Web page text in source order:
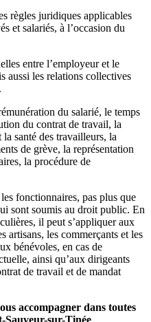
règles juridiques applicables
et salariés, à l’occasion du
entre l’employeur et le
aussi les relations collectives
du salarié, le temps
du contrat de travail, la
santé des travailleurs, la
de grève, la représentation
la procédure de
fonctionnaires, pas plus que
sont soumis au droit public. En
il peut s’appliquer aux
artisans, les commerçants et les
bénévoles, en cas de
ainsi qu’aux dirigeants
de travail et de mandat
accompagner dans toutes